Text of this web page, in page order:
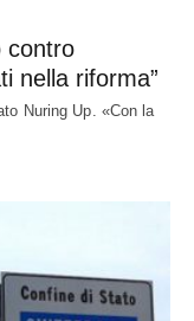
contro
nella riforma”
Nuring Up. «Con la